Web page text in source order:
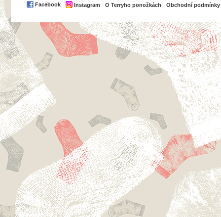
Facebook Instagram O Terryho ponožkách Obchodní podmínky
PayPal